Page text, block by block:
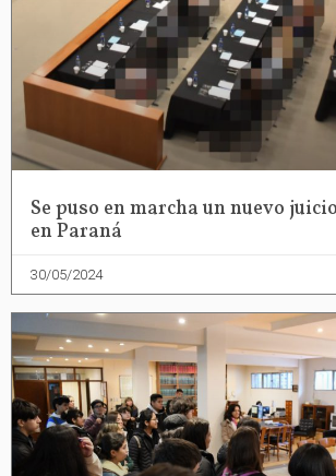
Se puso en marcha un nuevo
en Paraná
30/05/2024